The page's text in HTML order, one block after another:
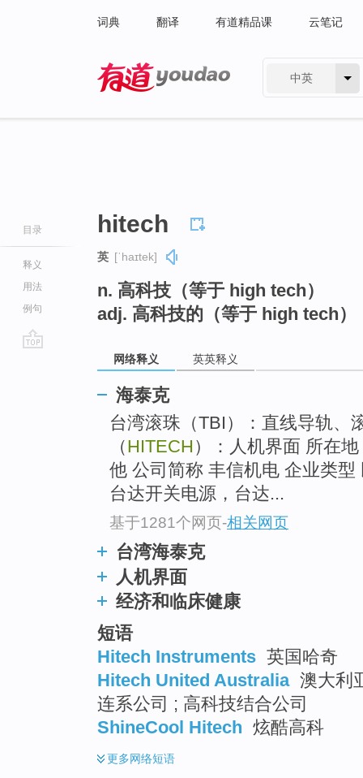
词典 翻译 有道精品课 云笔记
中英
目录
释义
用法
例句
hitech
英 [ˈhaɪtek]
n. 高科技（等于 high tech）
adj. 高科技的（等于 high tech）
网络释义 英英释义
海泰克
台湾滚珠（TBI）：直线导轨、
（HITECH ）：人机界面 所在
他 公司简称 丰信机电 企业类
台达开关电源，台达...
基于1281个网页-相关网页
台湾海泰克
人机界面
经济和临床健康
短语
Hitech Instruments 英国哈奇
Hitech United Australia 澳大利
连系公司 ; 高科技结合公司
ShineCool Hitech 炫酷高科
更多网络短语